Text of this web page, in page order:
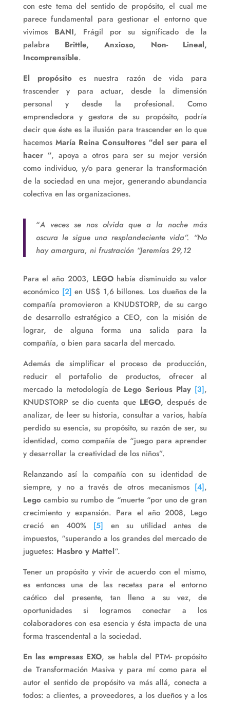
con este tema del sentido de propósito, el cual me
parece fundamental para gestionar el entorno que
vivimos BANI, Frágil por su significado de la
palabra Brittle, Anxioso, Non- Lineal,
Incomprensible.
El propósitoes nuestra razón de vida para
trascender y para actuar, desde la dimensión
personal y desde la profesional. Como
emprendedora y gestora de su propósito, podría
decir que éste es la ilusión para trascender en lo que
hacemos María Reina Consultores “del ser para el
hacer “, apoya a otros para ser su mejor versión
como individuo, y/o para generar la transformación
de la sociedad en una mejor, generando abundancia
colectiva en las organizaciones.
“A veces se nos olvida que a la noche más
oscura le sigue una resplandeciente vida”. “No
hay amargura, ni frustración “Jeremías 29,12
Para el año 2003, LEGOhabía disminuido su valor
económico [2] en US$ 1,6 billones. Los dueños de la
compañía promovieron a KNUDSTORP, de su cargo
de desarrollo estratégico a CEO, con la misión de
lograr, de alguna forma una salida para la
compañía, o bien para sacarla del mercado.
Además de simplificar el proceso de producción,
reducir el portafolio de productos, ofrecer al
mercado la metodología de Lego Serious Play [3],
KNUDSTORP se dio cuenta que LEGO, después de
analizar, de leer su historia, consultar a varios, había
perdido su esencia, su propósito, su razón de ser, su
identidad, como compañía de “juego para aprender
y desarrollar la creatividad de los niños”.
Relanzando así la compañía con su identidad de
siempre, y no a través de otros mecanismos [4],
Legocambio su rumbo de “muerte “por uno de gran
crecimiento y expansión. Para el año 2008, Lego
creció en 400% [5] en su utilidad antes de
impuestos, “superando a los grandes del mercado de
juguetes: Hasbro y Mattel“.
Tener un propósito y vivir de acuerdo con el mismo,
es entonces una de las recetas para el entorno
caótico del presente, tan lleno a su vez, de
oportunidades si logramos conectar a los
colaboradores con esa esencia y ésta impacta de una
forma trascendental a la sociedad.
En las empresas EXO, se habla del PTM- propósito
de Transformación Masiva y para mí como para el
autor el sentido de propósito va más allá, conecta a
todos: a clientes, a proveedores, a los dueños y a los